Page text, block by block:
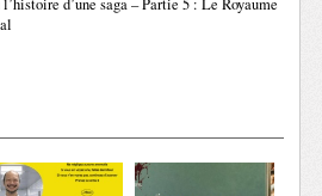
d’une saga – Partie 5 : Le Royaume